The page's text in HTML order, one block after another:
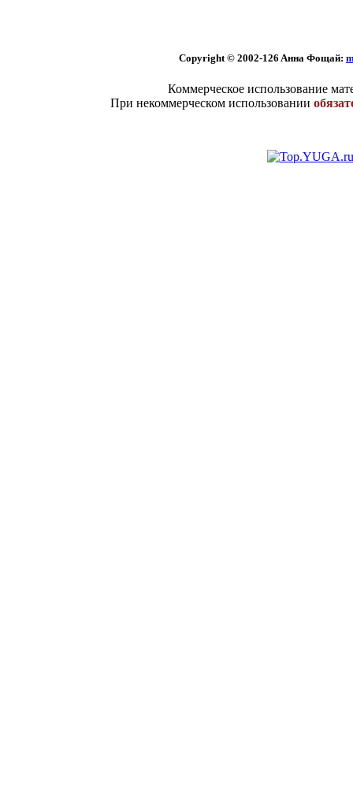
Copyright © 2002-126 Aннa Фoщaй:
Коммерческое использование
При некоммерческом использовании